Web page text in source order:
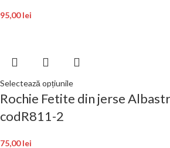
95,00lei
Selectează opțiunile
Rochie Fetite din jerse
codR811-2
75,00lei